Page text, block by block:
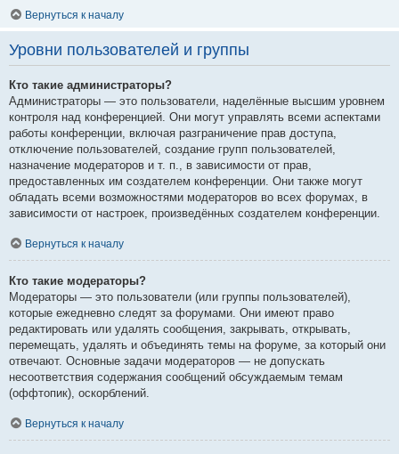
Вернуться к началу
Уровни пользователей и группы
Кто такие администраторы?
Администраторы — это пользователи, наделённые высшим уровнем
контроля над конференцией. Они могут управлять всеми аспектами
работы конференции, включая разграничение прав доступа,
отключение пользователей, создание групп пользователей,
назначение модераторов и т. п., в зависимости от прав,
предоставленных им создателем конференции. Они также могут
обладать всеми возможностями модераторов во всех форумах, в
зависимости от настроек, произведённых создателем конференции.
Вернуться к началу
Кто такие модераторы?
Модераторы — это пользователи (или группы пользователей),
которые ежедневно следят за форумами. Они имеют право
редактировать или удалять сообщения, закрывать, открывать,
перемещать, удалять и объединять темы на форуме, за который они
отвечают. Основные задачи модераторов — не допускать
несоответствия содержания сообщений обсуждаемым темам
(оффтопик), оскорблений.
Вернуться к началу